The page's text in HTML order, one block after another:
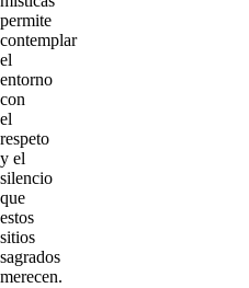
permite
contemplar
el
entorno
con
el
respeto
y el
silencio
que
estos
sitios
sagrados
merecen.